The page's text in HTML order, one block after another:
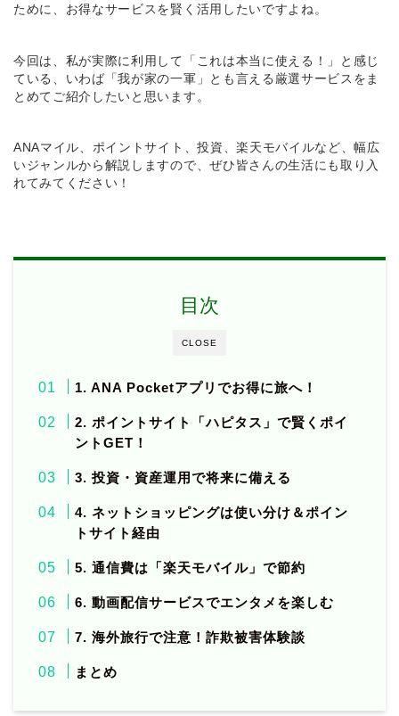
ために、お得なサービスを賢く活用したいですよね。
今回は、私が実際に利用して「これは本当に使える！」と感じ
ている、いわば「我が家の一軍」とも言える厳選サービスをま
とめてご紹介したいと思います。
ANAマイル、ポイントサイト、投資、楽天モバイルなど、幅広
いジャンルから解説しますので、ぜひ皆さんの生活にも取り入
れてみてください！
CLOSE
目次
1. ANA Pocketアプリでお得に旅へ！
2. ポイントサイト「ハピタス」で賢くポイ
ントGET！
3. 投資・資産運用で将来に備える
4. ネットショッピングは使い分け＆ポイン
トサイト経由
5. 通信費は「楽天モバイル」で節約
6. 動画配信サービスでエンタメを楽しむ
7. 海外旅行で注意！詐欺被害体験談
まとめ